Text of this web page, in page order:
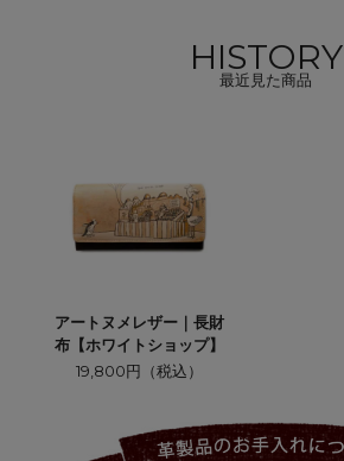
HISTORY
最近見た商品
アートヌメレザー｜長財
布【ホワイトショップ】
19,800円（税込）